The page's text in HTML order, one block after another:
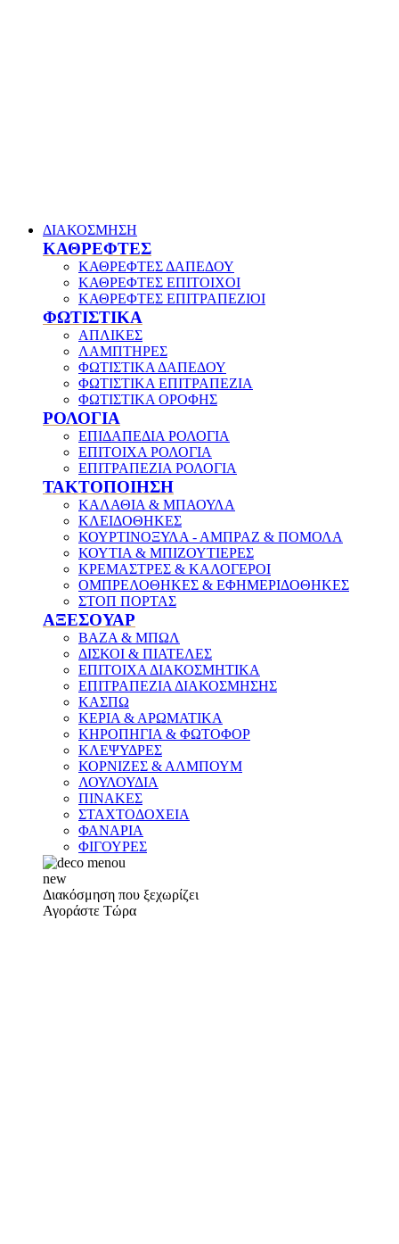
ΔΙΑΚΟΣΜΗΣΗ
ΚΑΘΡΕΦΤΕΣ
ΚΑΘΡΕΦΤΕΣ ΔΑΠΕΔΟΥ
ΚΑΘΡΕΦΤΕΣ ΕΠΙΤΟΙΧΟΙ
ΚΑΘΡΕΦΤΕΣ ΕΠΙΤΡΑΠΕΖΙΟΙ
ΦΩΤΙΣΤΙΚΑ
ΑΠΛΙΚΕΣ
ΛΑΜΠΤΗΡΕΣ
ΦΩΤΙΣΤΙΚΑ ΔΑΠΕΔΟΥ
ΦΩΤΙΣΤΙΚΑ ΕΠΙΤΡΑΠΕΖΙΑ
ΦΩΤΙΣΤΙΚΑ ΟΡΟΦΗΣ
ΡΟΛΟΓΙΑ
ΕΠΙΔΑΠΕΔΙΑ ΡΟΛΟΓΙΑ
ΕΠΙΤΟΙΧΑ ΡΟΛΟΓΙΑ
ΕΠΙΤΡΑΠΕΖΙΑ ΡΟΛΟΓΙΑ
ΤΑΚΤΟΠΟΙΗΣΗ
ΚΑΛΑΘΙΑ & ΜΠΑΟΥΛΑ
ΚΛΕΙΔΟΘΗΚΕΣ
ΚΟΥΡΤΙΝΟΞΥΛΑ - ΑΜΠΡΑΖ & ΠΟΜΟΛΑ
ΚΟΥΤΙΑ & ΜΠΙΖΟΥΤΙΕΡΕΣ
ΚΡΕΜΑΣΤΡΕΣ & ΚΑΛΟΓΕΡΟΙ
ΟΜΠΡΕΛΟΘΗΚΕΣ & ΕΦΗΜΕΡΙΔΟΘΗΚΕΣ
ΣΤΟΠ ΠΟΡΤΑΣ
ΑΞΕΣΟΥΑΡ
ΒΑΖΑ & ΜΠΩΛ
ΔΙΣΚΟΙ & ΠΙΑΤΕΛΕΣ
ΕΠΙΤΟΙΧΑ ΔΙΑΚΟΣΜΗΤΙΚΑ
ΕΠΙΤΡΑΠΕΖΙΑ ΔΙΑΚΟΣΜΗΣΗΣ
ΚΑΣΠΩ
ΚΕΡΙΑ & ΑΡΩΜΑΤΙΚΑ
ΚΗΡΟΠΗΓΙΑ & ΦΩΤΟΦΟΡ
ΚΛΕΨΥΔΡΕΣ
ΚΟΡΝΙΖΕΣ & ΑΛΜΠΟΥΜ
ΛΟΥΛΟΥΔΙΑ
ΠΙΝΑΚΕΣ
ΣΤΑΧΤΟΔΟΧΕΙΑ
ΦΑΝΑΡΙΑ
ΦΙΓΟΥΡΕΣ
new
Διακόσμηση που ξεχωρίζει
Αγοράστε Τώρα